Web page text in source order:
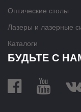
Оптические столы
Лазеры и лазерные
Каталоги
БУДЬТЕ С